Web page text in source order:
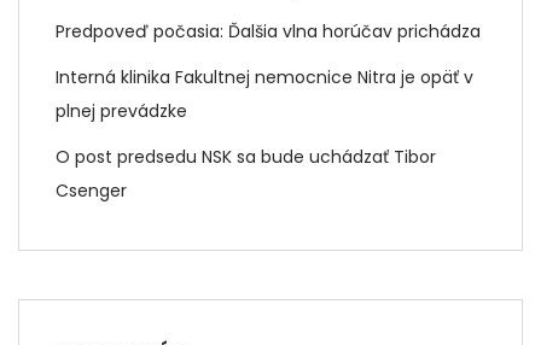
Predpoveď počasia: Ďalšia vlna horúčav prichádza
Interná klinika Fakultnej nemocnice Nitra je opäť v
plnej prevádzke
O post predsedu NSK sa bude uchádzať Tibor
Csenger